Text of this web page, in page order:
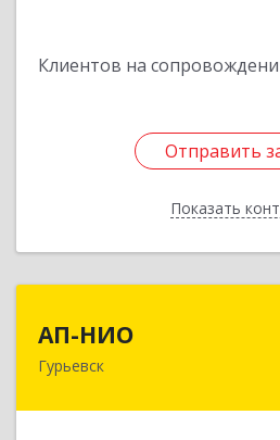
Клиентов на
Отправить
Показать
Отправить
Назад
АП-НИО
Гурьевск238300